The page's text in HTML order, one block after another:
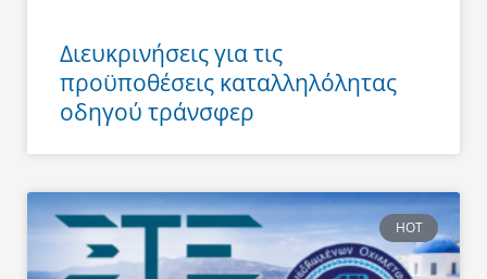
Διευκρινήσεις για τις
προϋποθέσεις καταλληλόλητας
οδηγού τράνσφερ
HOT